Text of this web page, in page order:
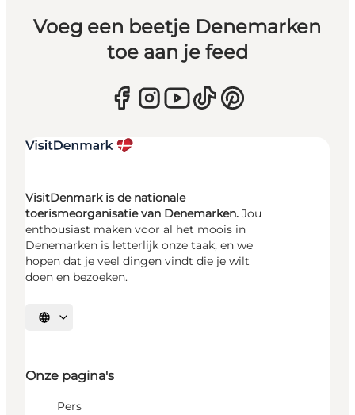
Voeg een beetje Denemarken
toe aan je feed
VisitDenmark is de nationale
toerismeorganisatie van Denemarken. Jou
enthousiast maken voor al het moois in
Denemarken is letterlijk onze taak, en we
hopen dat je veel dingen vindt die je wilt
doen en bezoeken.
Selecteer taal
Onze pagina's
Pers